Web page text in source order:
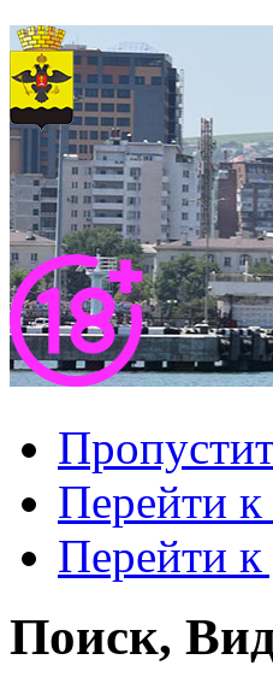
Перейти
Перейти
Поиск,